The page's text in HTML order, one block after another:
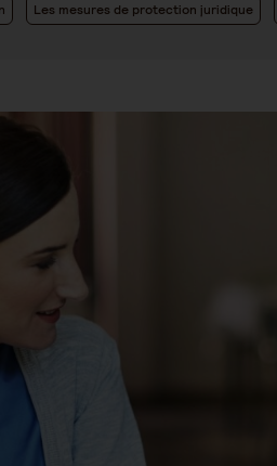
Les mesures de protection juridique